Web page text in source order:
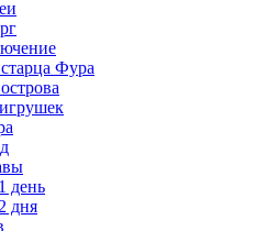
Фура
день
дня